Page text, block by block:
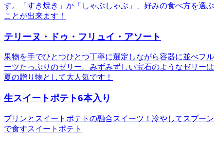
す。「すき焼き」か「しゃぶしゃぶ」、好みの食べ方を選ぶ
ことが出来ます！
テリーヌ・ドゥ・フリュイ・アソート
果物を手でひとつひとつ丁寧に選定しながら容器に並べフル
ーツたっぷりのゼリー。みずみずしい宝石のようなゼリーは
夏の贈り物として大人気です！
生スイートポテト6本入り
プリンとスイートポテトの融合スイーツ！冷やしてスプーン
で食すスイートポテト